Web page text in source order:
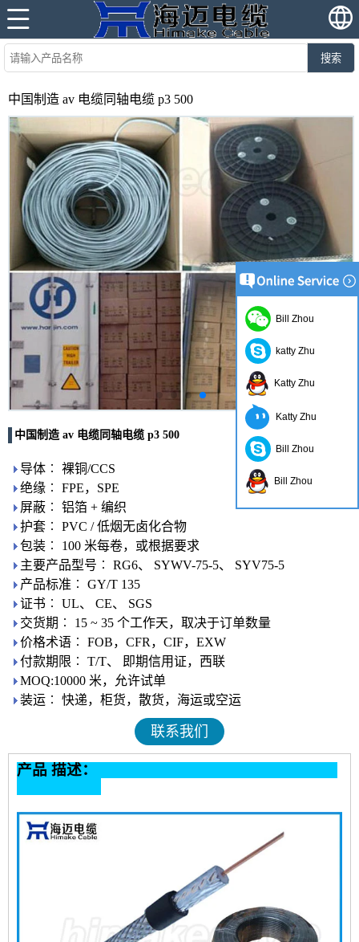
搜索
中国制造 av 电缆同轴电缆 p3 500
中国制造 av 电缆同轴电缆 p3 500
导体︰ 裸铜/CCS
绝缘︰ FPE，SPE
屏蔽︰ 铝箔 + 编织
护套︰ PVC / 低烟无卤化合物
包装︰ 100 米每卷，或根据要求
主要产品型号︰ RG6、 SYWV-75-5、 SYV75-5
产品标准︰ GY/T 135
证书︰ UL、 CE、 SGS
交货期︰ 15 ~ 35 个工作天，取决于订单数量
价格术语︰ FOB，CFR，CIF，EXW
付款期限︰ T/T、 即期信用证，西联
MOQ:10000 米，允许试单
装运︰ 快递，柜货，散货，海运或空运
联系我们
产品 描述：
Bill Zhou
katty Zhu
Katty Zhu
Katty Zhu
Bill Zhou
Bill Zhou